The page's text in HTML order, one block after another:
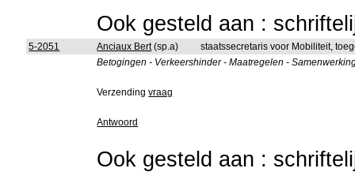
Ook gesteld aan :
5-2051 Anciaux Bert(sp.a)
staatssecretaris voor Mobiliteit,
Betogingen - Verkeershinder - Maatregelen -
Verzendingvraag
Antwoord
Ook gesteld aan :